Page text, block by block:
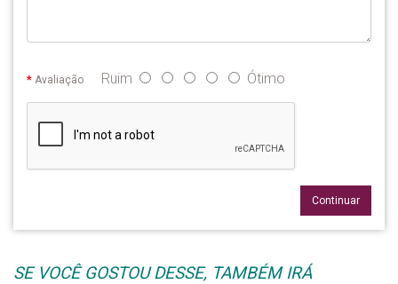
Avaliação Ruim Ótimo
Continuar
SE VOCÊ GOSTOU DESSE, TAMBÉM IRÁ